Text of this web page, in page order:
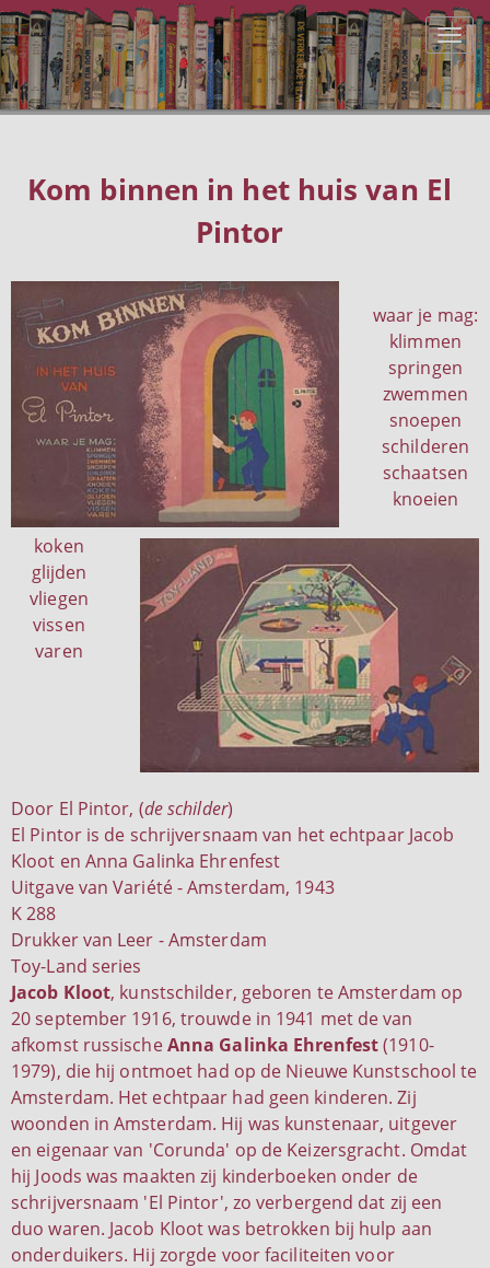
Kom binnen in het huis van El
Pintor
waar je mag:
klimmen
springen
zwemmen
snoepen
schilderen
schaatsen
knoeien
koken
glijden
vliegen
vissen
varen
Door El Pintor, (de schilder)
El Pintor is de schrijversnaam van het echtpaar Jacob
Kloot en Anna Galinka Ehrenfest
Uitgave van Variété - Amsterdam, 1943
K 288
Drukker van Leer - Amsterdam
Toy-Land series
Jacob Kloot, kunstschilder, geboren te Amsterdam op
20 september 1916, trouwde in 1941 met de van
afkomst russischeAnna Galinka Ehrenfest(1910-
1979), die hij ontmoet had op de Nieuwe Kunstschool te
Amsterdam. Het echtpaar had geen kinderen. Zij
woonden in Amsterdam. Hij was kunstenaar, uitgever
en eigenaar van 'Corunda' op de Keizersgracht. Omdat
hij Joods was maakten zij kinderboeken onder de
schrijversnaam 'El Pintor', zo verbergend dat zij een
duo waren. Jacob Kloot was betrokken bij hulp aan
onderduikers. Hij zorgde voor faciliteiten voor